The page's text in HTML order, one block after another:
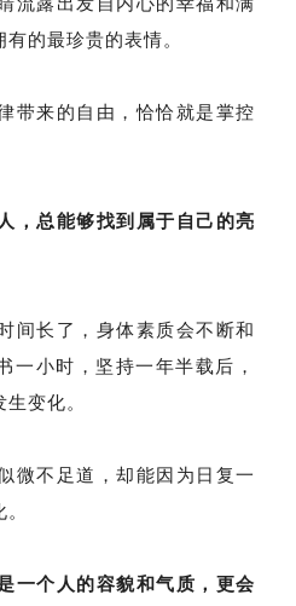
的最珍贵的表情。
带来的自由，恰恰就是掌控
，总能够找到属于自己的亮
间长了，身体素质会不断和
一小时，坚持一年半载后，
变化。
微不足道，却能因为日复一
一个人的容貌和气质，更会